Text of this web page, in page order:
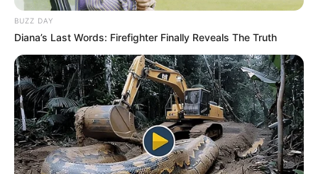
BUZZ DAY
Diana’s Last Words: Firefighter Finally Reveals The Truth